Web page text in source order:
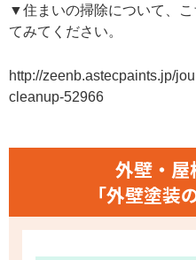
▼住まいの掃除について、
てみてください。
http://zeenb.astecpaints.jp/
cleanup-52966
外壁・屋
「外壁塗装